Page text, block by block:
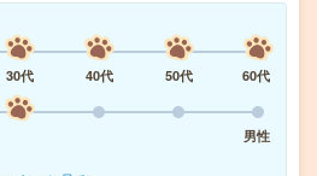
30代 40代 50代
60代
男性